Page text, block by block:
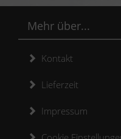
Mehr über...
Kontakt
Lieferzeit
Impressum